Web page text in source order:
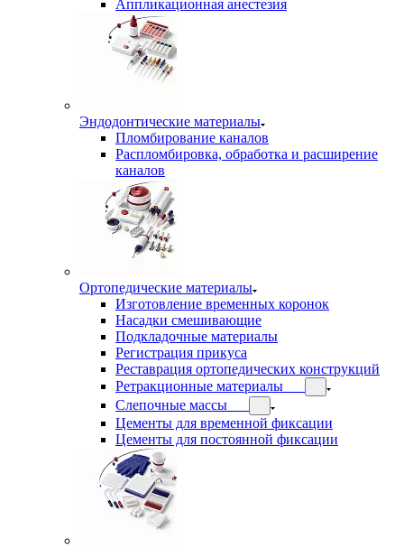
Аппликационная анестезия
Эндодонтические материалы
Пломбирование каналов
Распломбировка, обработка и расширение
каналов
Ортопедические материалы
Изготовление временных коронок
Насадки смешивающие
Подкладочные материалы
Регистрация прикуса
Реставрация ортопедических конструкций
Ретракционные материалы
Слепочные массы
Цементы для временной фиксации
Цементы для постоянной фиксации